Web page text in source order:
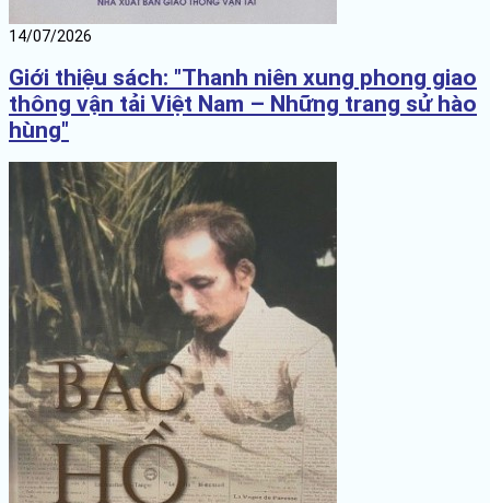
14/07/2026
Giới thiệu sách: "Thanh niên xung phong giao
thông vận tải Việt Nam – Những trang sử hào
hùng"